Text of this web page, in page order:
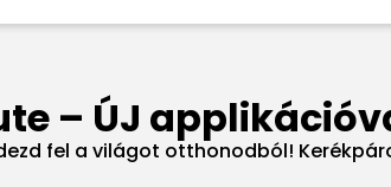
– ÚJ
fel a világot otthonodból!